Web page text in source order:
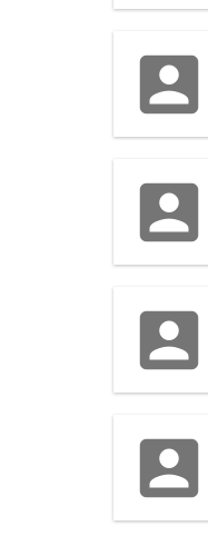
account_box
account_box
account_box
account_box